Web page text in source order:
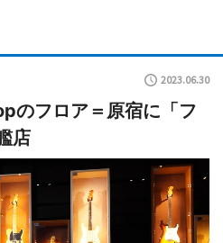
2023.06.30
のフロア＝原宿に「フ
店